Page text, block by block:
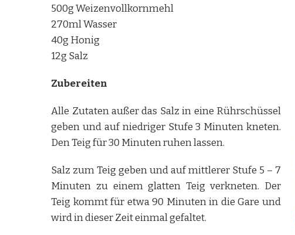
500g Weizenvollkornmehl
270ml Wasser
40g Honig
12g Salz
Zubereiten
Alle Zutaten außer das Salz in eine Rührschüssel
geben und auf niedriger Stufe 3 Minuten kneten.
Den Teig für 30 Minuten ruhen lassen.
Salz zum Teig geben und auf mittlerer Stufe 5 – 7
Minuten zu einem glatten Teig verkneten. Der
Teig kommt für etwa 90 Minuten in die Gare und
wird in dieser Zeit einmal gefaltet.